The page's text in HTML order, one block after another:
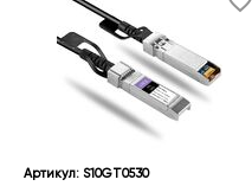
Артикул: S10GT0530